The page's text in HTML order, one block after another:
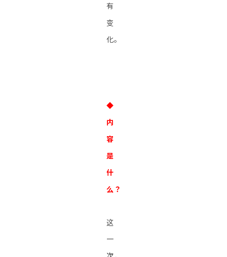
有
变
化。
◆
内
容
是
什
么？
这
一